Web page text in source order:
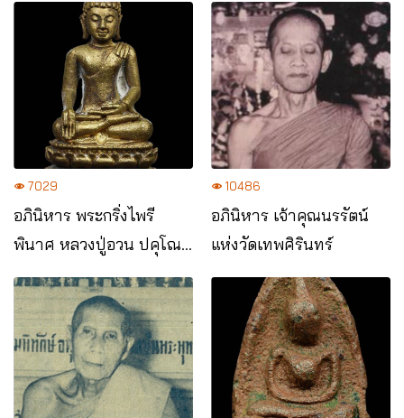
7029
อภินิหาร พระกริ่งไพรี
พินาศ หลวงปู่อวน ปคุโณ
วัดจันทิยาวาส
10486
อภินิหาร เจ้าคุณนรรัตน์
แห่งวัดเทพศิรินทร์